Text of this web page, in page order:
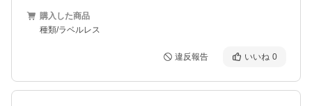
購入した商品
種類/ラベルレス
違反報告 いいね 0